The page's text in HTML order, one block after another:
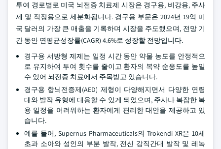
투여 경로별로 미국 뇌전증 치료제 시장은 경구용, 비강용, 주사
제 및 직장용으로 세분화됩니다. 경구용 부문은 2024년 19억 미
국 달러의 가장 큰 매출을 기록하며 시장을 주도했으며, 전망 기
간 동안 연평균성장률(CAGR) 4.6%로 성장할 전망입니다.
경구용 서방형 제제는 일정 시간 동안 약물 농도를 안정적으
로 유지하여 투여 횟수를 줄이고 환자의 복약 순응도를 높일
수 있어 뇌전증 치료에서 주목받고 있습니다.
경구용 항뇌전증제(AED) 제형이 다양해지면서 다양한 연령
대와 발작 유형에 대응할 수 있게 되었으며, 주사나 복잡한 복
용 일정을 어려워하는 환자에게 편리한 대안을 제공하고 있
습니다.
예를 들어, Supernus Pharmaceuticals의 Trokendi XR은 10세
초과 소아와 성인의 부분 발작, 전신 강직간대 발작 및 레녹